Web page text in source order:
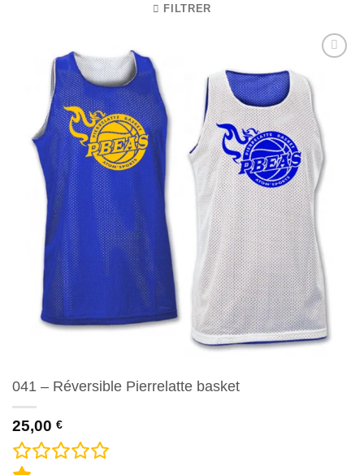
FILTRER
041 – Réversible Pierrelatte basket
25,00 €